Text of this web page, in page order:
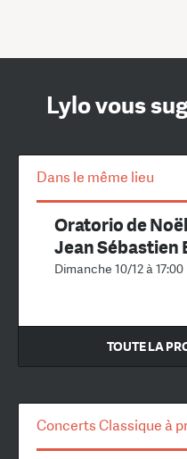
Lylo vous
Dans le même lieu
Oratorio de
Jean Sébastien
Dimanche 10/12 à 17:00
TOUTE LA
Concerts Classique à